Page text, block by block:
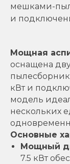
мешками-
и
Мощная
оснащена
кВт и
модель
нескольких
Основные
Мощный
7.5 кВт